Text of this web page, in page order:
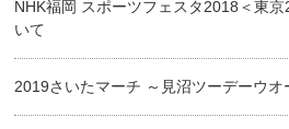
NHK福岡 スポーツフェスタ2018＜東
いて
2019さいたマーチ ～見沼ツーデーウオ